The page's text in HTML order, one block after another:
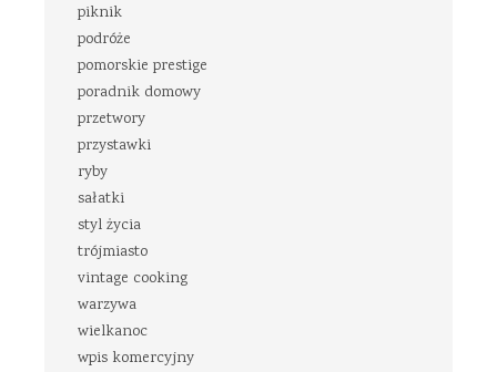
piknik
podróże
pomorskie prestige
poradnik domowy
przetwory
przystawki
ryby
sałatki
styl życia
trójmiasto
vintage cooking
warzywa
wielkanoc
wpis komercyjny